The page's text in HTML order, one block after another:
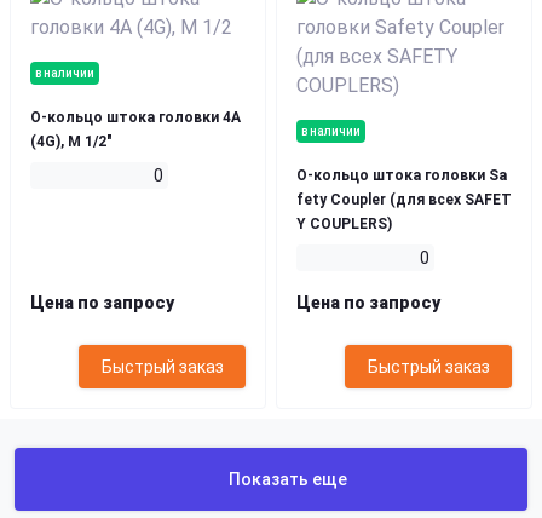
в наличии
О-кольцо штока головки 4A
(4G), M 1/2"
0
Цена по запросу
Быстрый заказ
в наличии
О-кольцо штока головки Sa
fety Coupler (для всех SAFET
Y COUPLERS)
0
Цена по запросу
Быстрый заказ
Показать еще